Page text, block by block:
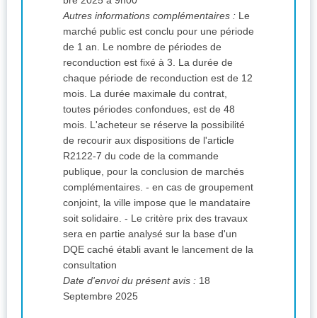
Autres informations complémentaires : Le
marché public est conclu pour une période
de 1 an. Le nombre de périodes de
reconduction est fixé à 3. La durée de
chaque période de reconduction est de 12
mois. La durée maximale du contrat,
toutes périodes confondues, est de 48
mois. L'acheteur se réserve la possibilité
de recourir aux dispositions de l'article
R2122-7 du code de la commande
publique, pour la conclusion de marchés
complémentaires. - en cas de groupement
conjoint, la ville impose que le mandataire
soit solidaire. - Le critère prix des travaux
sera en partie analysé sur la base d'un
DQE caché établi avant le lancement de la
consultation
Date d'envoi du présent avis : 18
Septembre 2025